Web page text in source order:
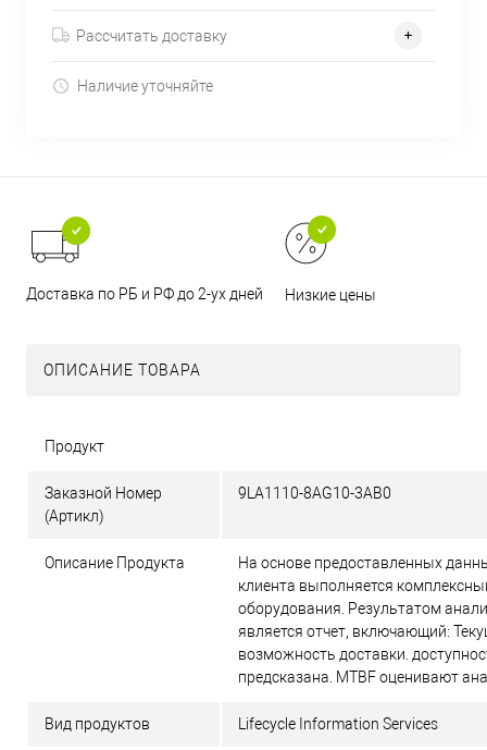
Рассчитать доставку
Наличие уточняйте
Доставка по РБ и РФ до 2-ух дней Низкие цены
ОПИСАНИЕ ТОВАРА
Продукт
Заказной Номер
(Артикл)
9LA1110-8AG10-3AB0
Описание Продукта
На основе предоставленных
клиента выполняется
оборудования. Результатом
является отчет, включающий:
возможность доставки.
предсказана. MTBF оценивают
Вид продуктов Lifecycle Information Services